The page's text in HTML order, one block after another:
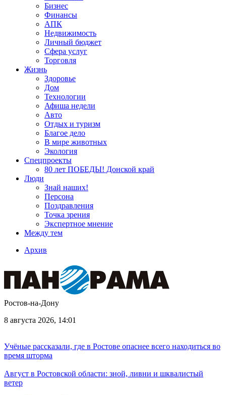
Бизнес
Финансы
АПК
Недвижимость
Личный бюджет
Сфера услуг
Торговля
Жизнь
Здоровье
Дом
Технологии
Афиша недели
Авто
Отдых и туризм
Благое дело
В мире животных
Экология
Спецпроекты
80 лет ПОБЕДЫ! Донской край
Люди
Знай наших!
Персона
Поздравления
Точка зрения
Экспертное мнение
Между тем
Архив
Ростов-на-Дону
8 августа 2026, 14:01
Учёные рассказали, где в Ростове опаснее всего находиться во
время шторма
Август в Ростовской области: зной, ливни и шквалистый
ветер